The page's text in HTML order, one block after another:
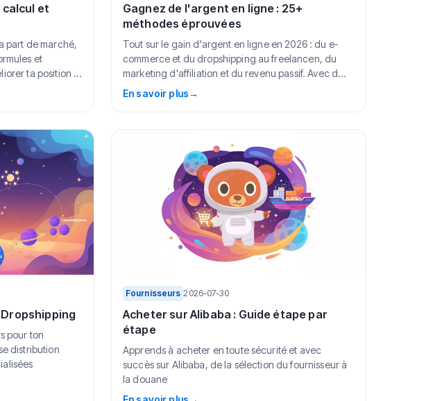
et
part de marché,
et
ta position ...
Gagnez de l'argent en ligne : 25+
méthodes éprouvées
Tout sur le gain d'argent en ligne en 2026 : du e-
commerce et du dropshipping au freelancen, du
marketing d'affiliation et du revenu passif. Avec d...
En savoir plus→
pour ton
distribution
Fournisseurs 2026-07-30
Acheter sur Alibaba : Guide étape par
étape
Apprends à acheter en toute sécurité et avec
succès sur Alibaba, de la sélection du fournisseur à
la douane